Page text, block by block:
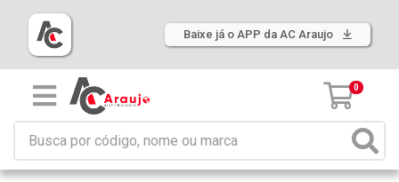
Baixe já o APP da AC Araujo
0